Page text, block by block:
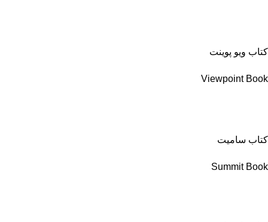
کتاب ویو پوینت
Viewpoint Book
کتاب سامیت
Summit Book